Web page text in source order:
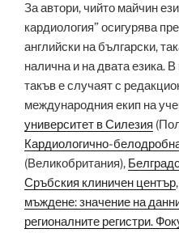
За автори, чийто майчин
кардиология” осигурява
английски на български,
налична и на двата езика.
такъв е случаят с
международния екип на
университет в Силезия
Кардиологично-
(Великобритания),
Сръбския клиничен център
мъждене: значение на
регионалните регистри.